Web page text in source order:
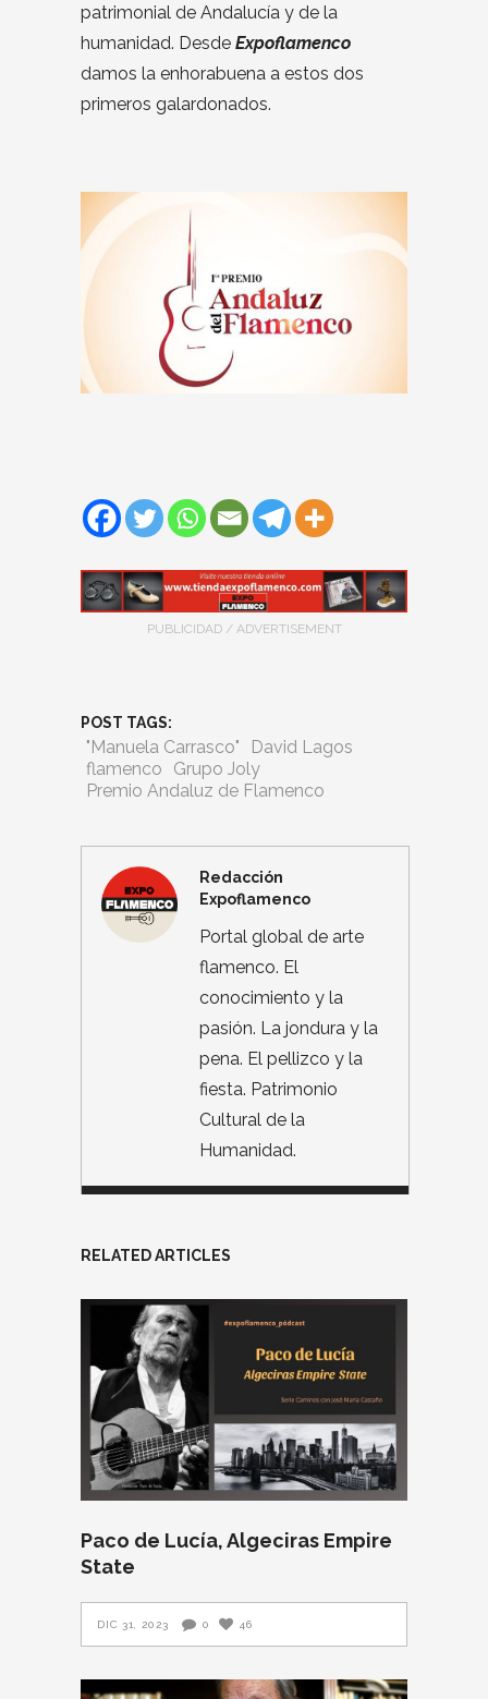
patrimonial de Andalucía y de la
humanidad. Desde Expoflamenco
damos la enhorabuena a estos dos
primeros galardonados.
PUBLICIDAD / ADVERTISEMENT
POST TAGS:
"Manuela Carrasco"
David Lagos
flamenco
Grupo Joly
Premio Andaluz de Flamenco
Redacción
Expoflamenco
Portal global de arte
flamenco. El
conocimiento y la
pasión. La jondura y la
pena. El pellizco y la
fiesta. Patrimonio
Cultural de la
Humanidad.
RELATED ARTICLES
Paco de Lucía, Algeciras Empire
State
DIC 31, 2023 0 46